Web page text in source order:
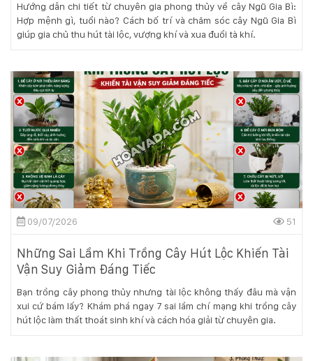
Hướng dẫn chi tiết từ chuyên gia phong thủy về cây Ngũ Gia Bì:
Hợp mệnh gì, tuổi nào? Cách bố trí và chăm sóc cây Ngũ Gia Bì
giúp gia chủ thu hút tài lộc, vượng khí và xua đuổi tà khí.
09/07/2026 51
Những Sai Lầm Khi Trồng Cây Hút Lộc Khiến Tài
Vận Suy Giảm Đáng Tiếc
Bạn trồng cây phong thủy nhưng tài lộc không thấy đâu mà vận
xui cứ bám lấy? Khám phá ngay 7 sai lầm chí mạng khi trồng cây
hút lộc làm thất thoát sinh khí và cách hóa giải từ chuyên gia.